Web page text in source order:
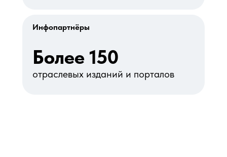
Инфопартнёры
Более 150
отраслевых изданий и порталов